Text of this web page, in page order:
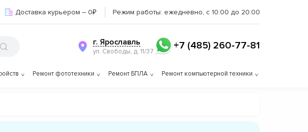
Доставка курьером – 0₽ Режим работы: ежедневно, с 10:00 до 20:00
г. Ярославль
ул. Свободы, д. 11/37 +7 (485) 260-77-81
Ремонт фототехники Ремонт БПЛА Ремонт компьютерной техники